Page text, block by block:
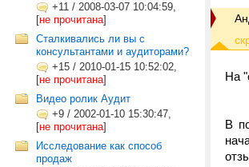
+11 / 2008-03-07 10:04:59,
[не прочитана]
Сталкивались ли вы с
консультантами и аудиторами?
+15 / 2010-01-15 10:52:02,
[не прочитана]
Видео ролик Аудит
+9 / 2002-01-10 15:30:47,
[не прочитана]
Исследование как способ
продаж
На
В